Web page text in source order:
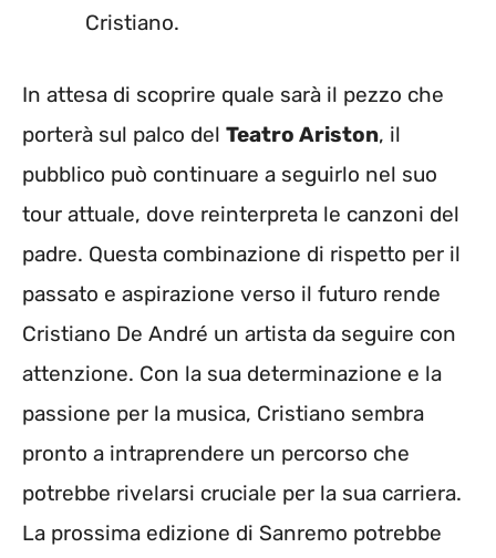
Cristiano.
In attesa di scoprire quale sarà il pezzo che
porterà sul palco del Teatro Ariston, il
pubblico può continuare a seguirlo nel suo
tour attuale, dove reinterpreta le canzoni del
padre. Questa combinazione di rispetto per il
passato e aspirazione verso il futuro rende
Cristiano De André un artista da seguire con
attenzione. Con la sua determinazione e la
passione per la musica, Cristiano sembra
pronto a intraprendere un percorso che
potrebbe rivelarsi cruciale per la sua carriera.
La prossima edizione di Sanremo potrebbe